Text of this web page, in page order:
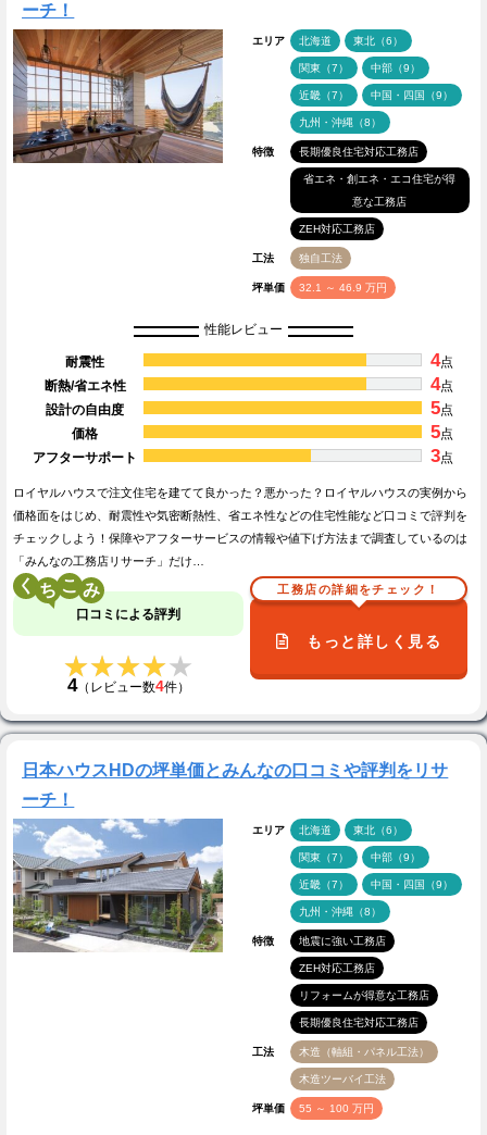
ーチ！
エリア 北海道 東北（6）
関東（7） 中部（9）
近畿（7） 中国・四国（9）
九州・沖縄（8）
特徴 長期優良住宅対応工務店
省エネ・創エネ・エコ住宅が得
意な工務店
ZEH対応工務店
工法 独自工法
坪単価 32.1 ～ 46.9 万円
性能レビュー
耐震性 4点
断熱/省エネ性
4点
設計の自由度
5点
価格
5点
アフターサポート
3点
ロイヤルハウスで注文住宅を建てて良かった？悪かった？ロイヤルハウスの実例から
価格面をはじめ、耐震性や気密断熱性、省エネ性などの住宅性能など口コミで評判を
チェックしよう！保障やアフターサービスの情報や値下げ方法まで調査しているのは
「みんなの工務店リサーチ」だけ…
く こ
口コミによる評判
★★★★★
★★★★★
4（レビュー数4件）
工務店の詳細をチェック！
もっと詳しく見る
日本ハウスHDの坪単価とみんなの口コミや評判をリサ
ーチ！
エリア 北海道 東北（6）
関東（7） 中部（9）
近畿（7） 中国・四国（9）
九州・沖縄（8）
特徴 地震に強い工務店
ZEH対応工務店
リフォームが得意な工務店
長期優良住宅対応工務店
工法 木造（軸組・パネル工法）
木造ツーバイ工法
坪単価 55 ～ 100 万円